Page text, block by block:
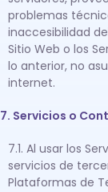
problemas
inaccesibilidad
Sitio Web o los
lo anterior, no
internet.
7. Servicios o
7.1. Al usar los
servicios de
Plataformas de